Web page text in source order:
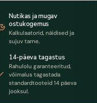
Nutikas ja mugav
ostukogemus
Kalkulaatorid, näidised ja
sujuv tarne.
14-päeva tagastus
Rahulolu garanteeritud,
võimalus tagastada
standardtooteid 14 päeva
jooksul.